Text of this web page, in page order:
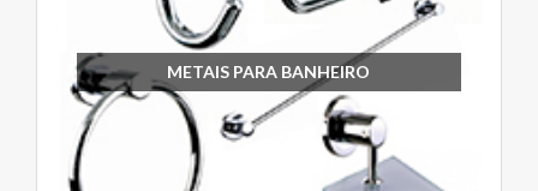
METAIS PARA BANHEIRO